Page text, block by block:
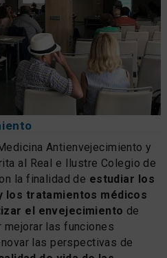
Antienvejecimiento y
al Real e Ilustre Colegio de
la finalidad de estudiar los
los tratamientos médicos
el envejecimiento de
mejorar las funciones
las perspectivas de